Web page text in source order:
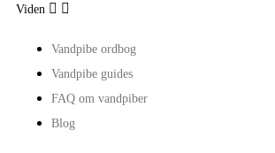
Viden  
Vandpibe ordbog
Vandpibe guides
FAQ om vandpiber
Blog